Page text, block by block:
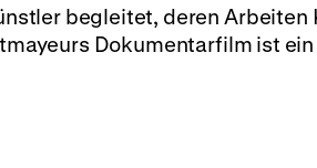
begleitet, deren Arbeiten
Dokumentarfilm ist ein